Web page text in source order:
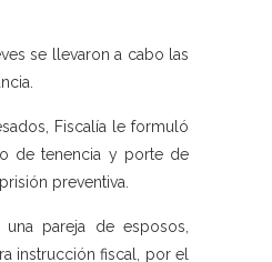
se llevaron a cabo las
Fiscalía le formuló
de tenencia y porte de
preventiva.
una pareja de esposos,
instrucción fiscal, por el